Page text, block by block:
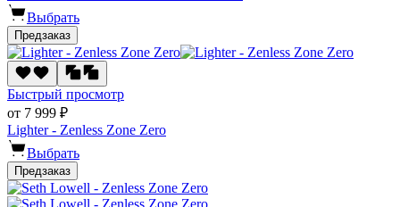
Выбрать
Предзаказ
Быстрый просмотр
от 7 999 ₽
Lighter - Zenless Zone Zero
Выбрать
Предзаказ